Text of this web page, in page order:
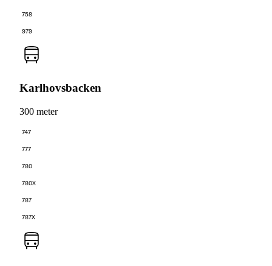
758
979
Karlhovsbacken
300 meter
747
777
780
780X
787
787X